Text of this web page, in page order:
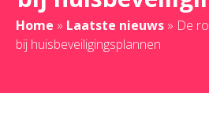
Home » Laatste nieuws » De
bij huisbeveiligingsplannen